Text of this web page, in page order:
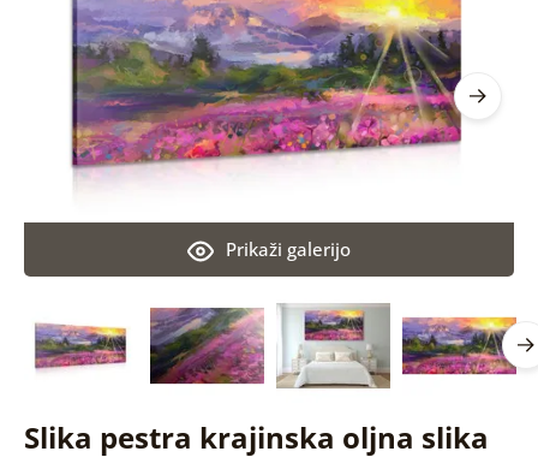
Slika pestra krajinska oljna slika
Prikaži galerijo